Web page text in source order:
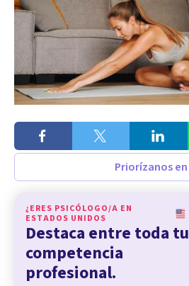
Priorízanos en
¿ERES PSICÓLOGO/A EN
ESTADOS UNIDOS
Destaca entre toda tu
competencia
profesional.